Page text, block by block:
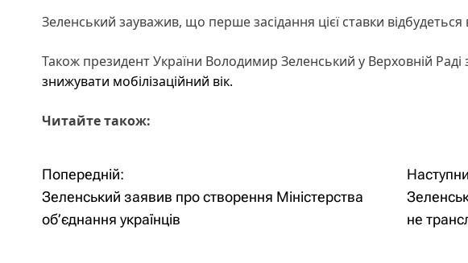
Зеленський зауважив, що перше засідання цієї ставки
Також президент України Володимир Зеленський у Верховній
знижувати мобілізаційний вік.
Читайте також:
Н
а
Попередній:
Зеленський заявив про створення Міністерства
об’єднання українців
не